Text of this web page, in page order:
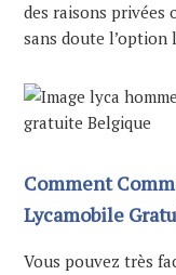
des raisons privées
sans doute l’option
Comment
Lycamobile
Vous pouvez très